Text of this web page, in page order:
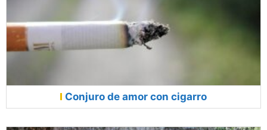
Conjuro de amor con cigarro